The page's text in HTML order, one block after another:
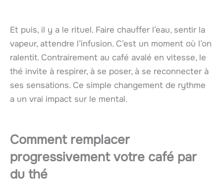
Et puis, il y a le rituel. Faire chauffer l’eau, sentir la
vapeur, attendre l’infusion. C’est un moment où l’on
ralentit. Contrairement au café avalé en vitesse, le
thé invite à respirer, à se poser, à se reconnecter à
ses sensations. Ce simple changement de rythme
a un vrai impact sur le mental.
Comment remplacer
progressivement votre café par
du thé